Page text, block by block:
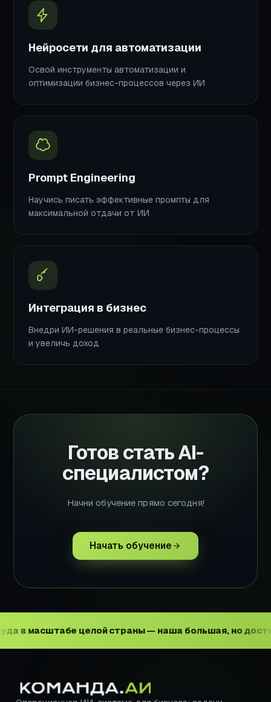
Нейросети для автоматизации
Освой инструменты автоматизации и
оптимизации бизнес-процессов через ИИ
Prompt Engineering
Научись писать эффективные промпты для
максимальной отдачи от ИИ
Интеграция в бизнес
Внедри ИИ-решения в реальные бизнес-процессы
и увеличь доход
Готов стать AI-
специалистом?
Начни обучение прямо сегодня!
Начать обучение
целой страны — наша большая, но достижимая